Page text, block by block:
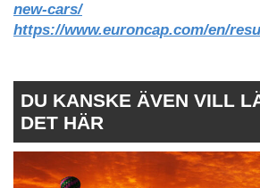
new-cars/
https://www.euroncap.com/en/
DU KANSKE ÄVEN VILL
DET HÄR